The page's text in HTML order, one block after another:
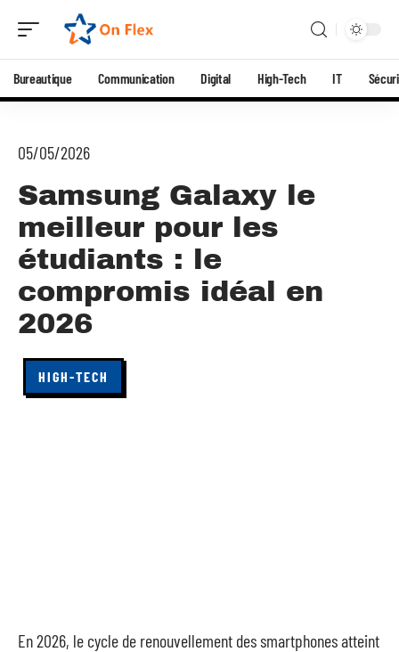
Bureautique Communication Digital High-Tech IT
05/05/2026
Samsung Galaxy le
meilleur pour les
étudiants : le
compromis idéal en
2026
HIGH-TECH
En 2026, le cycle de renouvellement des smartphones atteint